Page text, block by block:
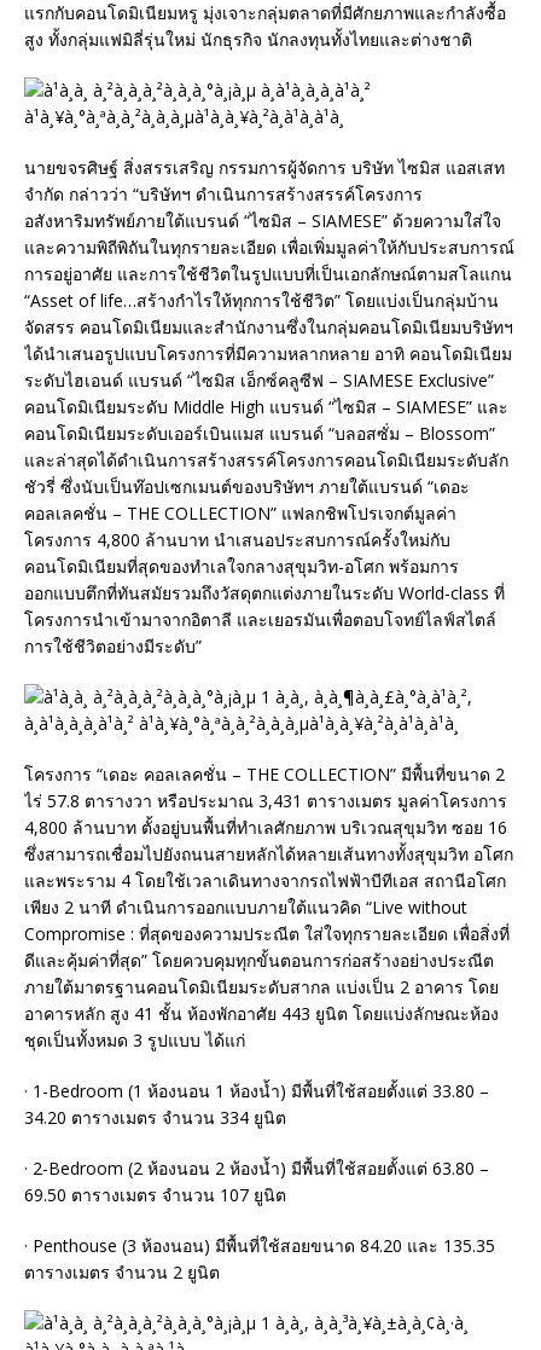
แรกกับคอนโดมิเนียมหรู มุ่งเจาะกลุ่มตลาดที่มีศักยภาพและกำลังซื้อ
สูง ทั้งกลุ่มแฟมิลี่รุ่นใหม่ นักธุรกิจ นักลงทุนทั้งไทยและต่างชาติ
นายขจรศิษฐ์ สิ่งสรรเสริญ กรรมการผู้จัดการ บริษัท ไซมิส แอสเสท
จำกัด กล่าวว่า “บริษัทฯ ดำเนินการสร้างสรรค์โครงการ
อสังหาริมทรัพย์ภายใต้แบรนด์ “ไซมิส – SIAMESE” ด้วยความใส่ใจ
และความพิถีพิถันในทุกรายละเอียด เพื่อเพิ่มมูลค่าให้กับประสบการณ์
การอยู่อาศัย และการใช้ชีวิตในรูปแบบที่เป็นเอกลักษณ์ตามสโลแกน
“Asset of life…สร้างกำไรให้ทุกการใช้ชีวิต” โดยแบ่งเป็นกลุ่มบ้าน
จัดสรร คอนโดมิเนียมและสำนักงานซึ่งในกลุ่มคอนโดมิเนียมบริษัทฯ
ได้นำเสนอรูปแบบโครงการที่มีความหลากหลาย อาทิ คอนโดมิเนียม
ระดับไฮเอนด์ แบรนด์ “ไซมิส เอ็กซ์คลูซีฟ – SIAMESE Exclusive”
คอนโดมิเนียมระดับ Middle High แบรนด์ “ไซมิส – SIAMESE” และ
คอนโดมิเนียมระดับเออร์เบินแมส แบรนด์ “บลอสซั่ม – Blossom”
และล่าสุดได้ดำเนินการสร้างสรรค์โครงการคอนโดมิเนียมระดับลัก
ชัวรี่ ซึ่งนับเป็นท๊อปเซกเมนต์ของบริษัทฯ ภายใต้แบรนด์ “เดอะ
คอลเลคชั่น – THE COLLECTION” แฟลกชิพโปรเจกต์มูลค่า
โครงการ 4,800 ล้านบาท นำเสนอประสบการณ์ครั้งใหม่กับ
คอนโดมิเนียมที่สุดของทำเลใจกลางสุขุมวิท-อโศก พร้อมการ
ออกแบบตึกที่ทันสมัยรวมถึงวัสดุตกแต่งภายในระดับ World-class ที่
โครงการนำเข้ามาจากอิตาลี และเยอรมันเพื่อตอบโจทย์ไลฟ์สไตล์
การใช้ชีวิตอย่างมีระดับ”
โครงการ “เดอะ คอลเลคชั่น – THE COLLECTION” มีพื้นที่ขนาด 2
ไร่ 57.8 ตารางวา หรือประมาณ 3,431 ตารางเมตร มูลค่าโครงการ
4,800 ล้านบาท ตั้งอยู่บนพื้นที่ทำเลศักยภาพ บริเวณสุขุมวิท ซอย 16
ซึ่งสามารถเชื่อมไปยังถนนสายหลักได้หลายเส้นทางทั้งสุขุมวิท อโศก
และพระราม 4 โดยใช้เวลาเดินทางจากรถไฟฟ้าบีทีเอส สถานีอโศก
เพียง 2 นาที ดำเนินการออกแบบภายใต้แนวคิด “Live without
Compromise : ที่สุดของความประณีต ใส่ใจทุกรายละเอียด เพื่อสิ่งที่
ดีและคุ้มค่าที่สุด” โดยควบคุมทุกขั้นตอนการก่อสร้างอย่างประณีต
ภายใต้มาตรฐานคอนโดมิเนียมระดับสากล แบ่งเป็น 2 อาคาร โดย
อาคารหลัก สูง 41 ชั้น ห้องพักอาศัย 443 ยูนิต โดยแบ่งลักษณะห้อง
ชุดเป็นทั้งหมด 3 รูปแบบ ได้แก่
· 1-Bedroom (1 ห้องนอน 1 ห้องน้ำ) มีพื้นที่ใช้สอยตั้งแต่ 33.80 –
34.20 ตารางเมตร จำนวน 334 ยูนิต
· 2-Bedroom (2 ห้องนอน 2 ห้องน้ำ) มีพื้นที่ใช้สอยตั้งแต่ 63.80 –
69.50 ตารางเมตร จำนวน 107 ยูนิต
· Penthouse (3 ห้องนอน) มีพื้นที่ใช้สอยขนาด 84.20 และ 135.35
ตารางเมตร จำนวน 2 ยูนิต